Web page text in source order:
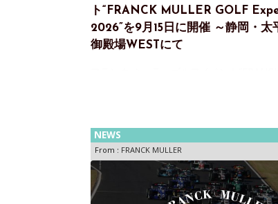
ト“FRANCK MULLER GOLF
2026”を9月15日に開催 ～静岡・太
御殿場WESTにて
GOLF Experience 2026”を開催 ～9月15
NEWS
From : FRANCK MULLER